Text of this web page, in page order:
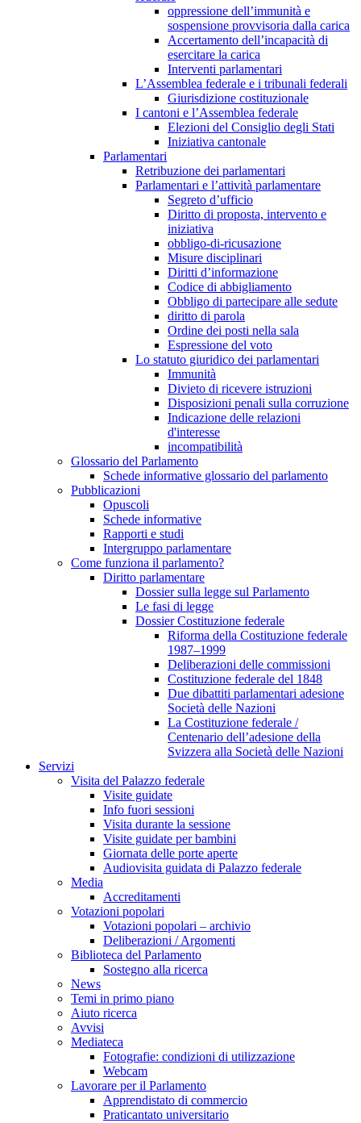
oppressione dell’immunità e
sospensione provvisoria dalla carica
Accertamento dell’incapacità di
esercitare la carica
Interventi parlamentari
L’Assemblea federale e i tribunali federali
Giurisdizione costituzionale
I cantoni e l’Assemblea federale
Elezioni del Consiglio degli Stati
Iniziativa cantonale
Parlamentari
Retribuzione dei parlamentari
Parlamentari e l’attività parlamentare
Segreto d’ufficio
Diritto di proposta, intervento e
iniziativa
obbligo-di-ricusazione
Misure disciplinari
Diritti d’informazione
Codice di abbigliamento
Obbligo di partecipare alle sedute
diritto di parola
Ordine dei posti nella sala
Espressione del voto
Lo statuto giuridico dei parlamentari
Immunità
Divieto di ricevere istruzioni
Disposizioni penali sulla corruzione
Indicazione delle relazioni
d'interesse
incompatibilità
Glossario del Parlamento
Schede informative glossario del parlamento
Pubblicazioni
Opuscoli
Schede informative
Rapporti e studi
Intergruppo parlamentare
Come funziona il parlamento?
Diritto parlamentare
Dossier sulla legge sul Parlamento
Le fasi di legge
Dossier Costituzione federale
Riforma della Costituzione federale
1987–1999
Deliberazioni delle commissioni
Costituzione federale del 1848
Due dibattiti parlamentari adesione
Società delle Nazioni
La Costituzione federale /
Centenario dell’adesione della
Svizzera alla Società delle Nazioni
Servizi
Visita del Palazzo federale
Visite guidate
Info fuori sessioni
Visita durante la sessione
Visite guidate per bambini
Giornata delle porte aperte
Audiovisita guidata di Palazzo federale
Media
Accreditamenti
Votazioni popolari
Votazioni popolari – archivio
Deliberazioni / Argomenti
Biblioteca del Parlamento
Sostegno alla ricerca
News
Temi in primo piano
Aiuto ricerca
Avvisi
Mediateca
Fotografie: condizioni di utilizzazione
Webcam
Lavorare per il Parlamento
Apprendistato di commercio
Praticantato universitario